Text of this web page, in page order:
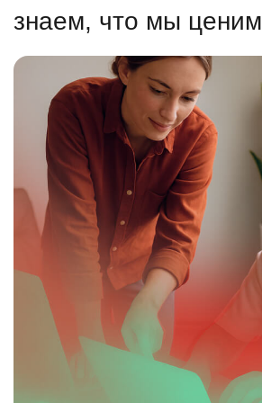
знаем, что мы ценим